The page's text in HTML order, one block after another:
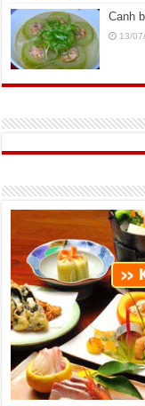
Canh
13/